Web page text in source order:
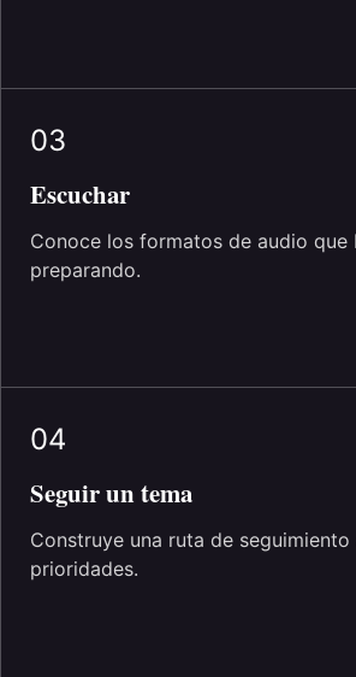
03
Escuchar
Conoce los formatos de audio que
preparando.
04
Seguir un tema
Construye una ruta de
prioridades.